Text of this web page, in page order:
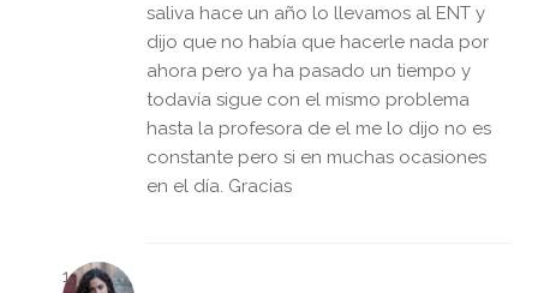
saliva hace un año lo llevamos al ENT y
dijo que no había que hacerle nada por
ahora pero ya ha pasado un tiempo y
todavía sigue con el mismo problema
hasta la profesora de el me lo dijo no es
constante pero si en muchas ocasiones
en el día. Gracias